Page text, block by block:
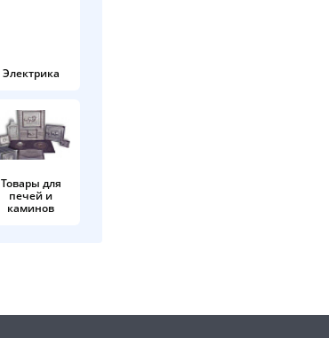
Электрика
Товары для
печей и
каминов